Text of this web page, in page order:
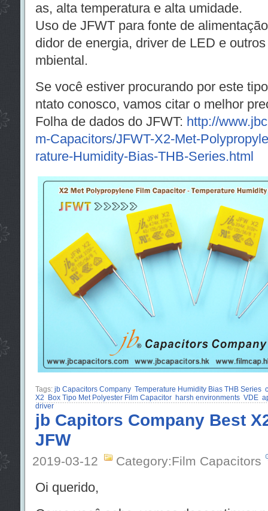
as, alta temperatura e alta umidade.
Uso de JFWT para fonte de
didor de energia, driver de LED e
mbiental.
Se você estiver procurando por este
ntato conosco, vamos citar o melhor
Folha de dados do JFWT: http://
m-Capacitors/JFWT-X2-Met-
rature-Humidity-Bias-THB-Series.html
Tags: jb Capacitors Company Temperature Humidity Bias THB Series
X2
Box Tipo Met Polyester Film Capacitor harsh environments VDE
driver
jb Capitors Company Best
JFW
2019-03-12 Category:Film Capacitors
Oi querido,